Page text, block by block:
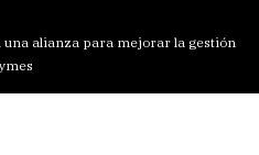
alianza para mejorar la gestión